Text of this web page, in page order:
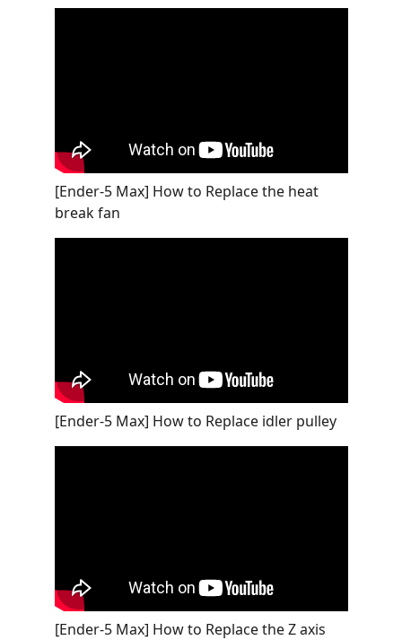
[Ender-5 Max] How to Replace the heat
break fan
[Ender-5 Max] How to Replace idler pulley
[Ender-5 Max] How to Replace the Z axis